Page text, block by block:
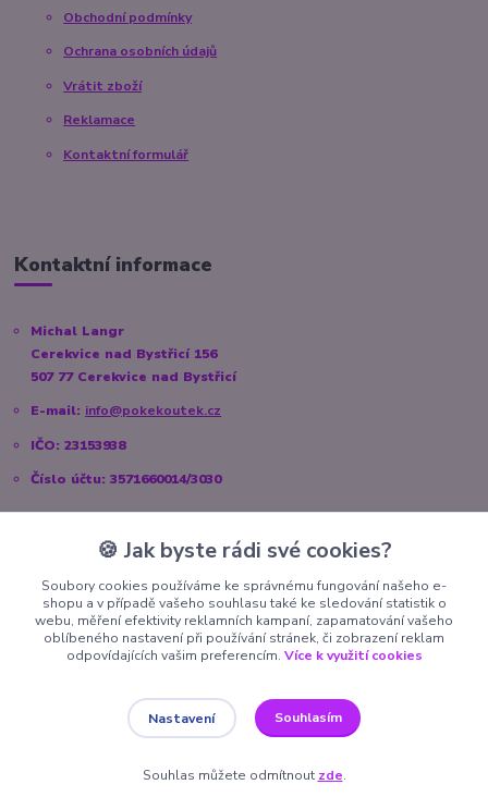
Obchodní podmínky
Ochrana osobních údajů
Vrátit zboží
Reklamace
Kontaktní formulář
Kontaktní informace
Michal Langr
Cerekvice nad Bystřicí 156
507 77 Cerekvice nad Bystřicí
E-mail: info@pokekoutek.cz
IČO: 23153938
Číslo účtu: 3571660014/3030
Sociální sítě
Instagram:@pokekoutek.cz
Facebook:@PokeKoutek.cz
Vytvořeno na
Eshop-rychle.cz
🍪 Jak byste rádi své cookies?
Soubory cookies používáme ke správnému fungování našeho e-
shopu a v případě vašeho souhlasu také ke sledování statistik o
webu, měření efektivity reklamních kampaní, zapamatování vašeho
oblíbeného nastavení při používání stránek, či zobrazení reklam
odpovídajících vašim preferencím. Více k využití cookies
Nastavení Souhlasím
Souhlas můžete odmítnout zde.